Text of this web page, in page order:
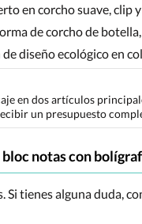
en corcho suave, clip
de corcho de
diseño ecológico en
en dos artículos
un presupuesto
notas con
tienes alguna duda,